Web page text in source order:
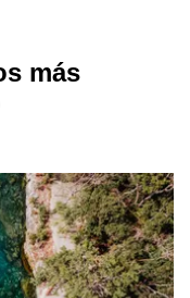
más